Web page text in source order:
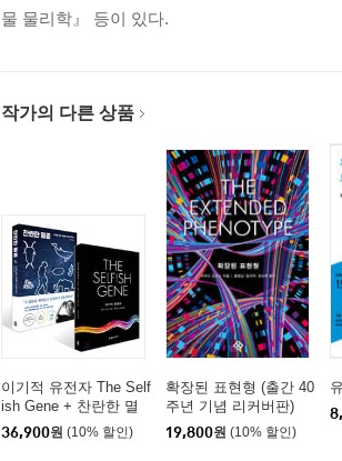
물 물리학』 등이 있다.
작가의 다른 상품
이기적 유전자 The Self
ish Gene + 찬란한 멸
종 세트
36,900원 (10% 할인)
확장된 표현형 (출간 40
주년 기념 리커버판)
19,800원 (10% 할인)